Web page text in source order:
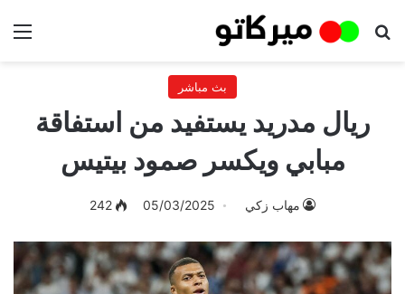
بحث عن
بث مباشر
ريال مدريد يستفيد من استفاقة
مبابي ويكسر صمود بيتيس
مهاب زكي 05/03/2025
242